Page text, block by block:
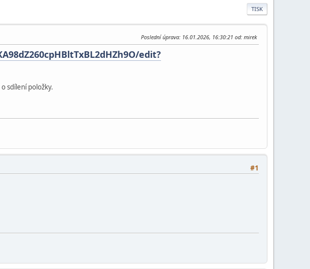
TISK
Poslední úprava: 16.01.2026, 16:30:21 od: mirek
edit?
sdílení položky.
#1